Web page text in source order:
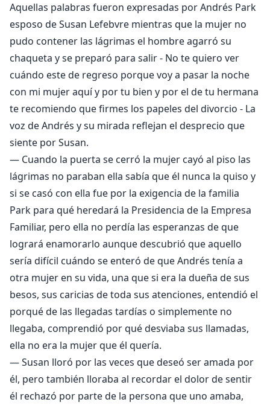
Aquellas palabras fueron expresadas por Andrés Park
esposo de Susan Lefebvre mientras que la mujer no
pudo contener las lágrimas el hombre agarró su
chaqueta y se preparó para salir - No te quiero ver
cuándo este de regreso porque voy a pasar la noche
con mi mujer aquí y por tu bien y por el de tu hermana
te recomiendo que firmes los papeles del divorcio - La
voz de Andrés y su mirada reflejan el desprecio que
siente por Susan.
— Cuando la puerta se cerró la mujer cayó al piso las
lágrimas no paraban ella sabía que él nunca la quiso y
si se casó con ella fue por la exigencia de la familia
Park para qué heredará la Presidencia de la Empresa
Familiar, pero ella no perdía las esperanzas de que
logrará enamorarlo aunque descubrió que aquello
sería difícil cuándo se enteró de que Andrés tenía a
otra mujer en su vida, una que si era la dueña de sus
besos, sus caricias de toda sus atenciones, entendió el
porqué de las llegadas tardías o simplemente no
llegaba, comprendió por qué desviaba sus llamadas,
ella no era la mujer que él quería.
— Susan lloró por las veces que deseó ser amada por
él, pero también lloraba al recordar el dolor de sentir
él rechazó por parte de la persona que uno amaba,